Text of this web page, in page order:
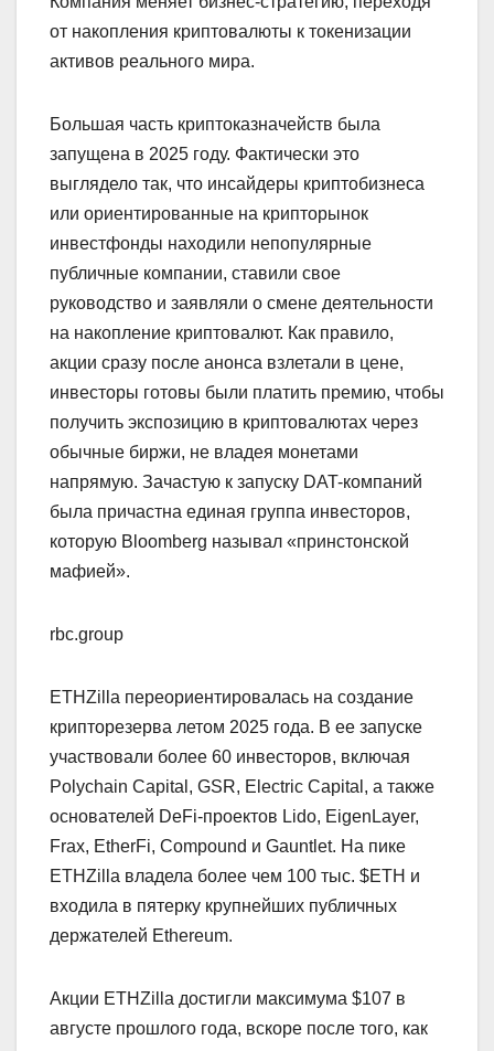
от накопления криптовалюты к токенизации
активов реального мира.
Большая часть криптоказначейств была
запущена в 2025 году. Фактически это
выглядело так, что инсайдеры криптобизнеса
или ориентированные на крипторынок
инвестфонды находили непопулярные
публичные компании, ставили свое
руководство и заявляли о смене деятельности
на накопление криптовалют. Как правило,
акции сразу после анонса взлетали в цене,
инвесторы готовы были платить премию, чтобы
получить экспозицию в криптовалютах через
обычные биржи, не владея монетами
напрямую. Зачастую к запуску DAT-компаний
была причастна единая группа инвесторов,
которую Bloomberg называл «принстонской
мафией».
rbc.group
ETHZilla переориентировалась на создание
крипторезерва летом 2025 года. В ее запуске
участвовали более 60 инвесторов, включая
Polychain Capital, GSR, Electric Capital, а также
основателей DeFi-проектов Lido, EigenLayer,
Frax, EtherFi, Compound и Gauntlet. На пике
ETHZilla владела более чем 100 тыс. $ETH и
входила в пятерку крупнейших публичных
держателей Ethereum.
Акции ETHZilla достигли максимума $107 в
августе прошлого года, вскоре после того, как